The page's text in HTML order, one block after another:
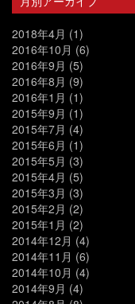
2018年4月 (1)
2016年10月 (6)
2016年9月 (5)
2016年8月 (9)
2016年1月 (1)
2015年9月 (1)
2015年7月 (4)
2015年6月 (1)
2015年5月 (3)
2015年4月 (5)
2015年3月 (3)
2015年2月 (2)
2015年1月 (2)
2014年12月 (4)
2014年11月 (6)
2014年10月 (4)
2014年9月 (4)